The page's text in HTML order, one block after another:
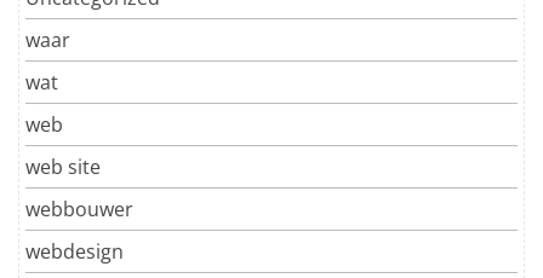
waar
wat
web
web site
webbouwer
webdesign